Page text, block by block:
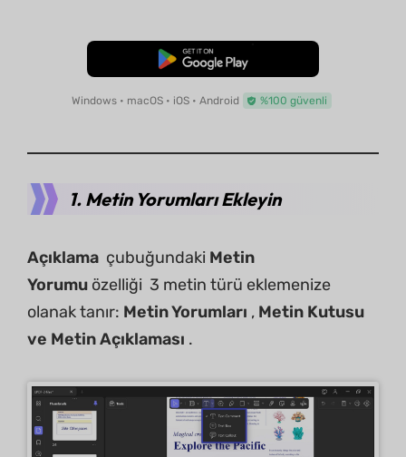
Ücretsiz İndirme
Windows • macOS • iOS • Android %100 güvenli
1. Metin Yorumları Ekleyin
Açıklama çubuğundaki Metin
Yorumu özelliği 3 metin türü eklemenize
olanak tanır: Metin Yorumları , Metin Kutusu
ve Metin Açıklaması .